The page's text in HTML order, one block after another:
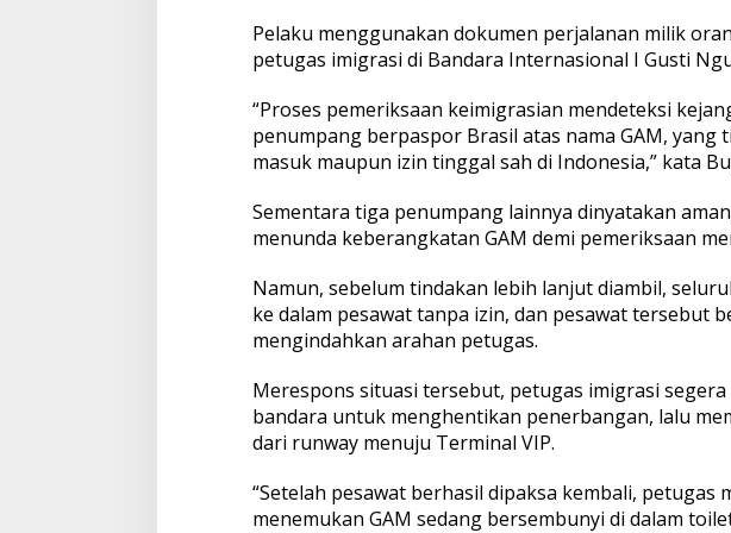
a
G
a
l
K
b
r
a
k
a
e
t
P
i
b
a
Pelaku menggunakan dokumen perjalanan milik
petugas imigrasi di Bandara Internasional I Gusti
“Proses pemeriksaan keimigrasian mendeteksi
penumpang berpaspor Brasil atas nama GAM, yang
masuk maupun izin tinggal sah di Indonesia,” kata
Sementara tiga penumpang lainnya dinyatakan
menunda keberangkatan GAM demi pemeriksaan
Namun, sebelum tindakan lebih lanjut diambil,
ke dalam pesawat tanpa izin, dan pesawat tersebut
mengindahkan arahan petugas.
Merespons situasi tersebut, petugas imigrasi
bandara untuk menghentikan penerbangan, lalu
dari runway menuju Terminal VIP.
“Setelah pesawat berhasil dipaksa kembali, petugas
menemukan GAM sedang bersembunyi di dalam